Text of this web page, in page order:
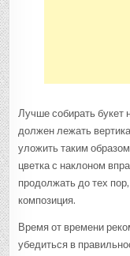
Лучше собирать букет
должен лежать
уложить таким
цветка с наклоном
продолжать до тех
композиция.
Время от времени
убедиться в